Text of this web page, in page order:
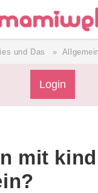
⎯ Wir lieben Familie
und Das
Login
mit